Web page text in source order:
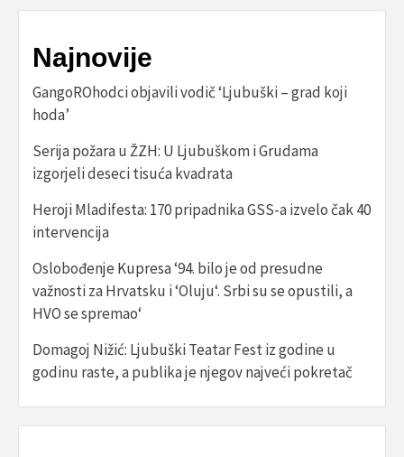
Najnovije
GangoROhodci objavili vodič ‘Ljubuški – grad koji
hoda’
Serija požara u ŽZH: U Ljubuškom i Grudama
izgorjeli deseci tisuća kvadrata
Heroji Mladifesta: 170 pripadnika GSS-a izvelo čak 40
intervencija
Oslobođenje Kupresa ‘94. bilo je od presudne
važnosti za Hrvatsku i ‘Oluju‘. Srbi su se opustili, a
HVO se spremao‘
Domagoj Nižić: Ljubuški Teatar Fest iz godine u
godinu raste, a publika je njegov najveći pokretač